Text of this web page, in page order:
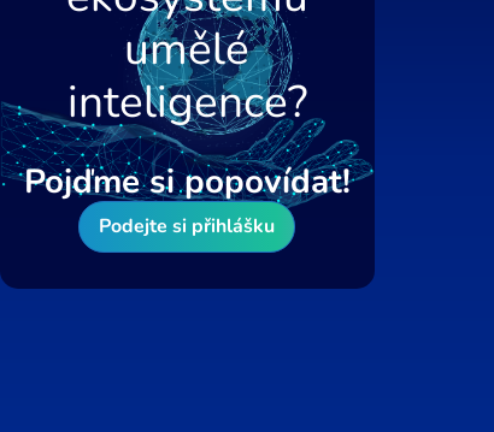
umělé
inteligence?
Pojďme si popovídat!
Podejte si přihlášku